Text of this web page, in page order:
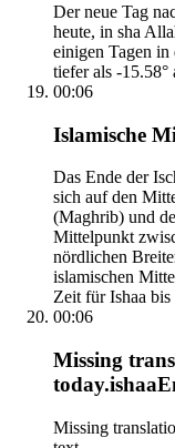
Der neue Tag
heute, in sha
einigen Tagen in
tiefer als -15.58°
00:06
Islamische
Das Ende der
sich auf den
(Maghrib) und
Mittelpunkt
nördlichen
islamischen
Zeit für Ishaa bis
00:06
Missing
Missing